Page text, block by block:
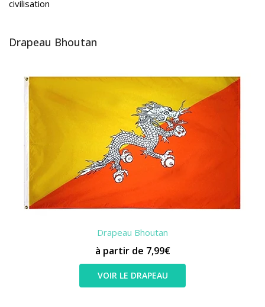
civilisation
Drapeau Bhoutan
Drapeau Bhoutan
à partir de 7,99€
VOIR LE DRAPEAU